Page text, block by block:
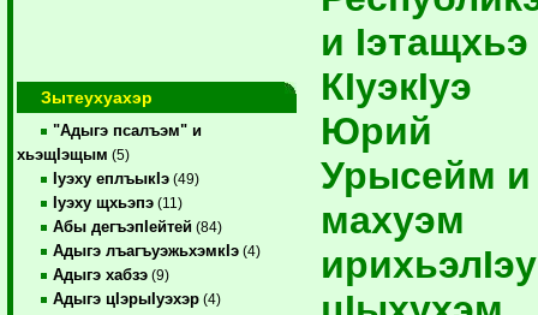
Зытеухуахэр
"Адыгэ псалъэм" и
хьэщIэщым (5)
Iуэху еплъыкIэ (49)
Iуэху щхьэпэ (11)
Абы дегъэпIейтей (84)
Адыгэ лъагъуэжьхэмкIэ (4)
Адыгэ хабзэ (9)
Адыгэ цIэрыIуэхэр (4)
и Iэтащхьэ
КIуэкIуэ
Юрий
Урысейм и
махуэм
ирихьэлIэу